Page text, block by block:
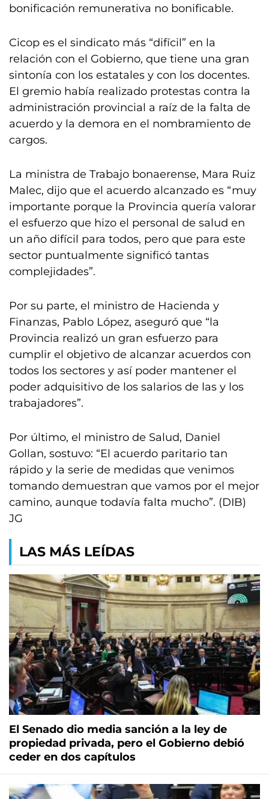
bonificación remunerativa no bonificable.
Cicop es el sindicato más “difícil” en la
relación con el Gobierno, que tiene una gran
sintonía con los estatales y con los docentes.
El gremio había realizado protestas contra la
administración provincial a raíz de la falta de
acuerdo y la demora en el nombramiento de
cargos.
La ministra de Trabajo bonaerense, Mara Ruiz
Malec, dijo que el acuerdo alcanzado es “muy
importante porque la Provincia quería valorar
el esfuerzo que hizo el personal de salud en
un año difícil para todos, pero que para este
sector puntualmente significó tantas
complejidades”.
Por su parte, el ministro de Hacienda y
Finanzas, Pablo López, aseguró que “la
Provincia realizó un gran esfuerzo para
cumplir el objetivo de alcanzar acuerdos con
todos los sectores y así poder mantener el
poder adquisitivo de los salarios de las y los
trabajadores”.
Por último, el ministro de Salud, Daniel
Gollan, sostuvo: “El acuerdo paritario tan
rápido y la serie de medidas que venimos
tomando demuestran que vamos por el mejor
camino, aunque todavía falta mucho”. (DIB)
JG
LAS MÁS LEÍDAS
El Senado dio media sanción a la ley de
propiedad privada, pero el Gobierno debió
ceder en dos capítulos